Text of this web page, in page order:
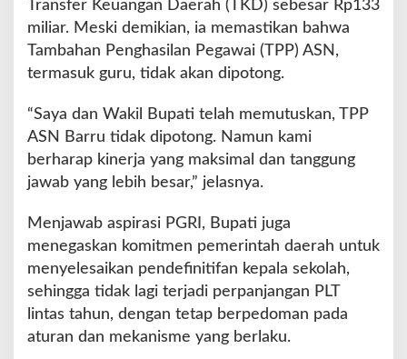
Transfer Keuangan Daerah (TKD) sebesar Rp133
miliar. Meski demikian, ia memastikan bahwa
Tambahan Penghasilan Pegawai (TPP) ASN,
termasuk guru, tidak akan dipotong.
“Saya dan Wakil Bupati telah memutuskan, TPP
ASN Barru tidak dipotong. Namun kami
berharap kinerja yang maksimal dan tanggung
jawab yang lebih besar,” jelasnya.
Menjawab aspirasi PGRI, Bupati juga
menegaskan komitmen pemerintah daerah untuk
menyelesaikan pendefinitifan kepala sekolah,
sehingga tidak lagi terjadi perpanjangan PLT
lintas tahun, dengan tetap berpedoman pada
aturan dan mekanisme yang berlaku.